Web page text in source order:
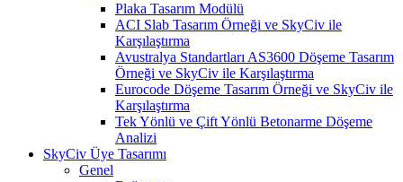
Plaka Tasarım Modülü
ACI Slab Tasarım Örneği ve SkyCiv ile
Karşılaştırma
Avustralya Standartları AS3600 Döşeme Tasarım
Örneği ve SkyCiv ile Karşılaştırma
Eurocode Döşeme Tasarım Örneği ve SkyCiv ile
Karşılaştırma
Tek Yönlü ve Çift Yönlü Betonarme Döşeme
Analizi
SkyCiv Üye Tasarımı
Genel